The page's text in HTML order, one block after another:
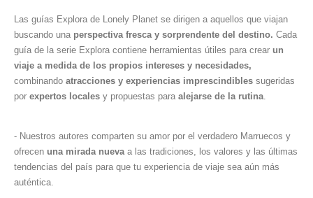
Las guías Explora de Lonely Planet se dirigen a aquellos que viajan
buscando una perspectiva fresca y sorprendente del destino. Cada
guía de la serie Explora contiene herramientas útiles para crear un
viaje a medida de los propios intereses y necesidades,
combinando atracciones y experiencias imprescindibles sugeridas
por expertos locales y propuestas para alejarse de la rutina.
- Nuestros autores comparten su amor por el verdadero Marruecos y
ofrecen una mirada nueva a las tradiciones, los valores y las últimas
tendencias del país para que tu experiencia de viaje sea aún más
auténtica.